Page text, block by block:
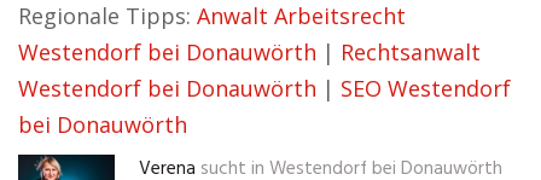
Regionale Tipps: Anwalt Arbeitsrecht
Westendorf bei Donauwörth | Rechtsanwalt
Westendorf bei Donauwörth | SEO Westendorf
bei Donauwörth
Verena sucht in Westendorf bei Donauwörth